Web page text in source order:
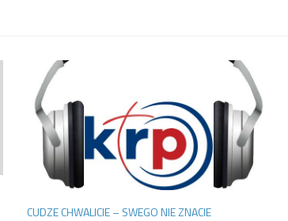
CUDZE CHWALICIE – SWEGO NIE ZNACIE